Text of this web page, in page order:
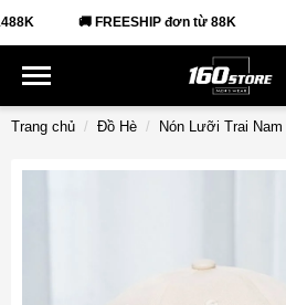
🚚 FREESHIP đơn từ 88K
Trang chủ Đồ Hè Nón Lưỡi Trai